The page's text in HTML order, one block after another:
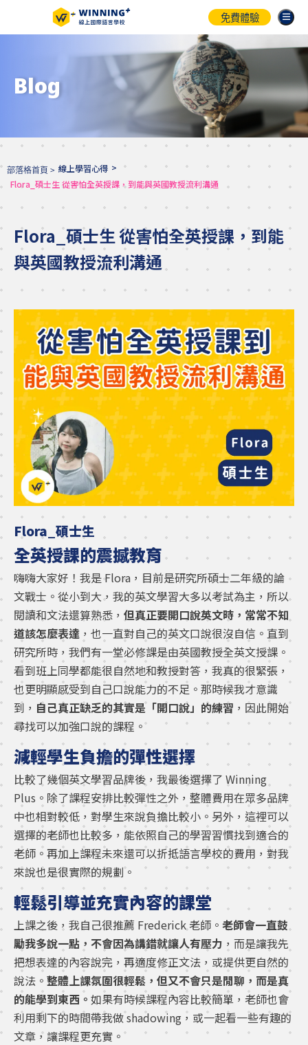
免費體驗
Blog
部落格首頁 > 線上學習心得 >
Flora_碩士生 從害怕全英授課，到能與英國教授流利溝通
Flora_碩士生 從害怕全英授課，到能
與英國教授流利溝通
Flora_碩士生
全英授課的震撼教育
嗨嗨大家好！我是 Flora，目前是研究所碩士二年級的論
文戰士。從小到大，我的英文學習大多以考試為主，所以
閱讀和文法還算熟悉， 但真正要開口說英文時，常常不知
道該怎麼表達 ，也一直對自己的英文口說很沒自信。直到
研究所時，我們有一堂必修課是由英國教授全英文授課。
看到班上同學都能很自然地和教授對答，我真的很緊張，
也更明顯感受到自己口說能力的不足。那時候我才意識
到， 自己真正缺乏的其實是「開口說」的練習 ，因此開始
尋找可以加強口說的課程。
減輕學生負擔的彈性選擇
比較了幾個英文學習品牌後，我最後選擇了 Winning
Plus。除了課程安排比較彈性之外，整體費用在眾多品牌
中也相對較低，對學生來說負擔比較小。另外，這裡可以
選擇的老師也比較多，能依照自己的學習習慣找到適合的
老師。再加上課程未來還可以折抵語言學校的費用，對我
來說也是很實際的規劃。
輕鬆引導並充實內容的課堂
上課之後，我自己很推薦 Frederick 老師。 老師會一直鼓
勵我多說一點，不會因為講錯就讓人有壓力 ，而是讓我先
把想表達的內容說完，再適度修正文法，或提供更自然的
說法。 整體上課氛圍很輕鬆，但又不會只是閒聊，而是真
的能學到東西。 如果有時候課程內容比較簡單，老師也會
利用剩下的時間帶我做 shadowing，或一起看一些有趣的
文章，讓課程更充實。